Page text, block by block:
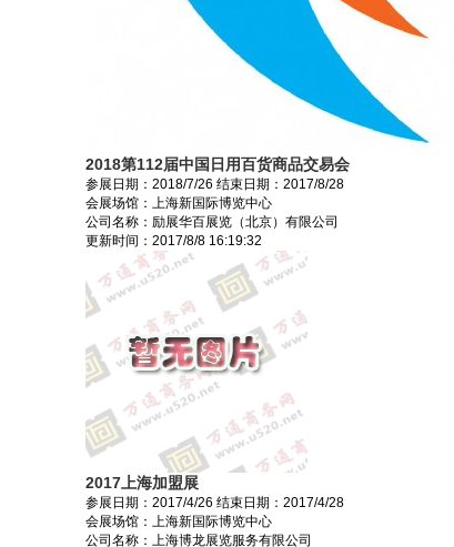
2018第112届中国日用百货商品交易会
参展日期： 2018/7/26 结束日期： 2017/8/28
会展场馆： 上海新国际博览中心
公司名称：励展华百展览（北京）有限公司
更新时间： 2017/8/8 16:19:32
2017上海加盟展
参展日期： 2017/4/26 结束日期： 2017/4/28
会展场馆： 上海新国际博览中心
公司名称：上海博龙展览服务有限公司